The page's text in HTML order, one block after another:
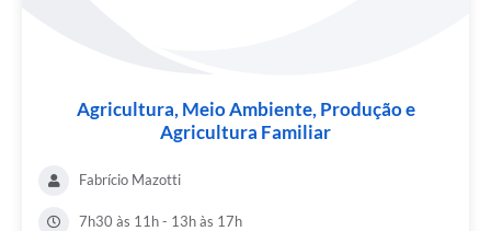
Agricultura, Meio Ambiente, Produção e
Agricultura Familiar
Fabrício Mazotti
7h30 às 11h - 13h às 17h